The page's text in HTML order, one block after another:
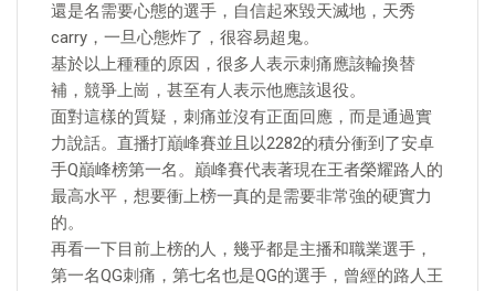
還是名需要心態的選手，自信起來毀天滅地，天秀
carry，一旦心態炸了，很容易超鬼。
基於以上種種的原因，很多人表示刺痛應該輪換替
補，競爭上崗，甚至有人表示他應該退役。
面對這樣的質疑，刺痛並沒有正面回應，而是通過實
力說話。直播打巔峰賽並且以2282的積分衝到了安卓
手Q巔峰榜第一名。巔峰賽代表著現在王者榮耀路人的
最高水平，想要衝上榜一真的是需要非常強的硬實力
的。
再看一下目前上榜的人，幾乎都是主播和職業選手，
第一名QG刺痛，第七名也是QG的選手，曾經的路人王